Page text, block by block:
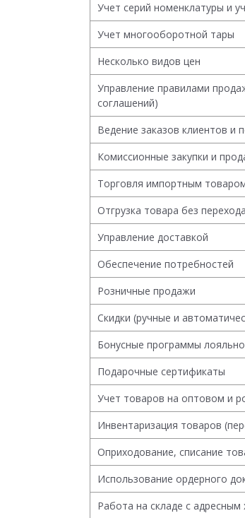
Учет серий номенклатуры и
Учет многооборотной тары
Несколько видов цен
Управление правилами
соглашений)
Ведение заказов клиентов и
Комиссионные закупки и
Торговля импортным
Отгрузка товара без
Управление доставкой
Обеспечение потребностей
Розничные продажи
Скидки (ручные и
Бонусные программы
Подарочные сертификаты
Учет товаров на оптовом и
Инвентаризация товаров
Оприходование, списание
Использование ордерного
Работа на складе с адресным